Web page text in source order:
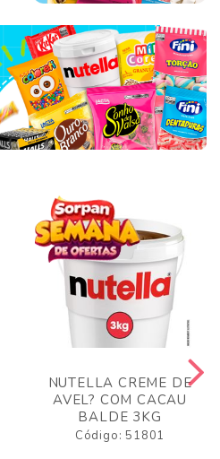
NUTELLA CREME DE
AVEL? COM CACAU
BALDE 3KG
Código: 51801